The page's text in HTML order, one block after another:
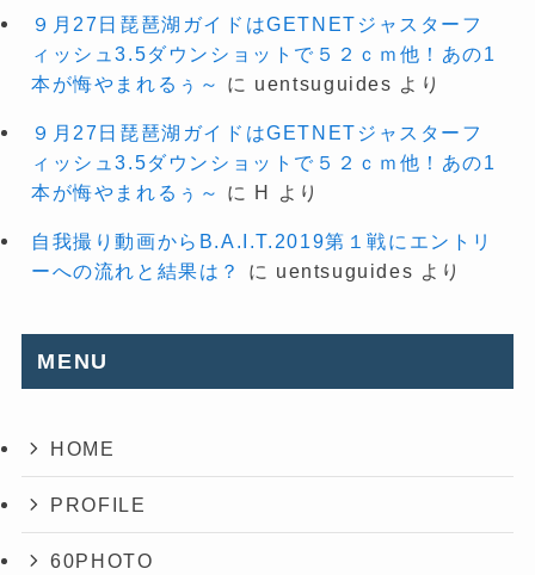
９月27日琵琶湖ガイドはGETNETジャスターフ
ィッシュ3.5ダウンショットで５２ｃｍ他！あの1
本が悔やまれるぅ～
に uentsuguides より
９月27日琵琶湖ガイドはGETNETジャスターフ
ィッシュ3.5ダウンショットで５２ｃｍ他！あの1
本が悔やまれるぅ～
に H より
自我撮り動画からB.A.I.T.2019第１戦にエントリ
ーへの流れと結果は？
に uentsuguides より
MENU
HOME
PROFILE
60PHOTO